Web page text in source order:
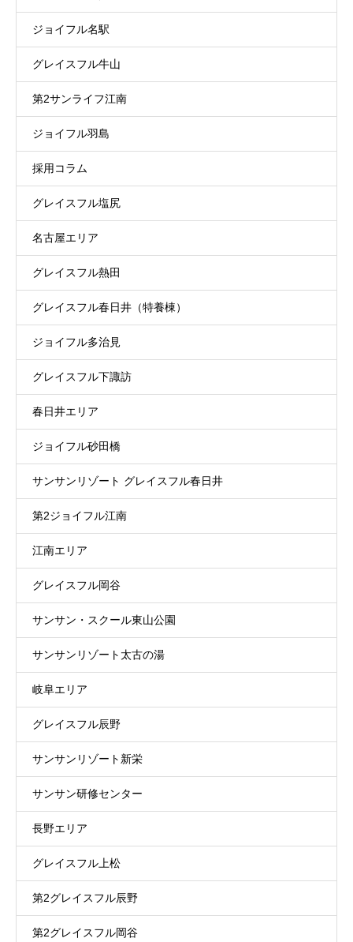
ジョイフル名駅
グレイスフル牛山
第2サンライフ江南
ジョイフル羽島
採用コラム
グレイスフル塩尻
名古屋エリア
グレイスフル熱田
グレイスフル春日井（特養棟）
ジョイフル多治見
グレイスフル下諏訪
春日井エリア
ジョイフル砂田橋
サンサンリゾート グレイスフル春日井
第2ジョイフル江南
江南エリア
グレイスフル岡谷
サンサン・スクール東山公園
サンサンリゾート太古の湯
岐阜エリア
グレイスフル辰野
サンサンリゾート新栄
サンサン研修センター
長野エリア
グレイスフル上松
第2グレイスフル辰野
第2グレイスフル岡谷